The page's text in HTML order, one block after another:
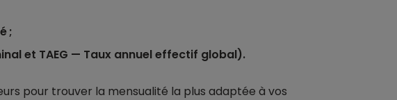
;
et TAEG — Taux annuel effectif global).
pour trouver la mensualité la plus adaptée à vos